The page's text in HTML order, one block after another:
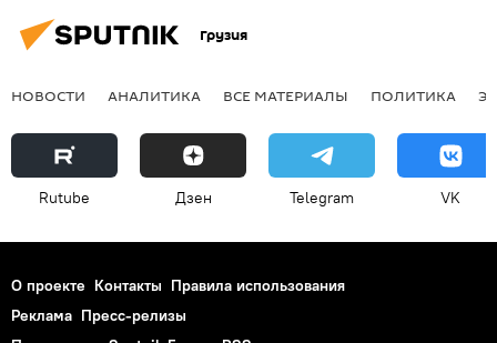
Грузия
НОВОСТИ АНАЛИТИКА ВСЕ МАТЕРИАЛЫ ПОЛИТИКА
Rutube Дзен Telegram VK
О проекте Контакты Правила использования
Реклама Пресс-релизы